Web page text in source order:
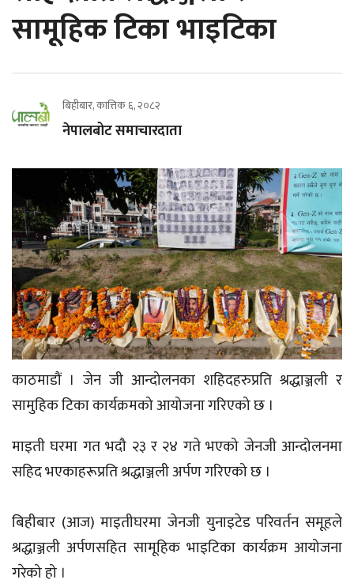
सामूहिक टिका भाइटिका
बिहीबार, कात्तिक ६, २०८२
नेपालबोट समाचारदाता
काठमाडौं । जेन जी आन्दोलनका शहिदहरुप्रति श्रद्धाञ्जली र
सामुहिक टिका कार्यक्रमको आयोजना गरिएको छ ।
माइती घरमा गत भदौ २३ र २४ गते भएको जेनजी आन्दोलनमा
सहिद भएकाहरूप्रति श्रद्धाञ्जली अर्पण गरिएको छ ।
बिहीबार (आज) माइतीघरमा जेनजी युनाइटेड परिवर्तन समूहले
श्रद्धाञ्जली अर्पणसहित सामूहिक भाइटिका कार्यक्रम आयोजना
गरेको हो ।